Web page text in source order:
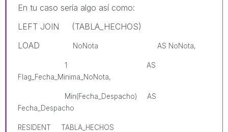
En tu caso sería algo así como:
LEFT JOIN (TABLA_HECHOS)
LOAD
NoNota AS NoNota,
1 AS
Flag_Fecha_Minima_NoNota,
Min(Fecha_Despacho) AS
Fecha_Despacho
RESIDENT TABLA_HECHOS